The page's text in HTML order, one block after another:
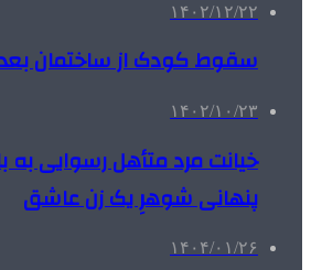
۱۴۰۲/۱۲/۲۲
سقوط کودک از ساختمان بعد
۱۴۰۲/۱۰/۲۳
خیانت مرد متأهل رسوایی به
پنهانی شوهرِ یک زن عاشق
۱۴۰۴/۰۱/۲۶